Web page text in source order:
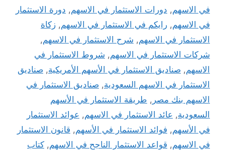
في الاسهم, دورات الاستثمار في الاسهم, دورة الاستثمار
في الاسهم, رايكم في الاستثمار في الاسهم, زكاة
الاستثمار في الاسهم, شرح الاستثمار في الاسهم,
شركات الاستثمار في الاسهم, شروط الاستثمار في
الاسهم, صناديق الاستثمار في الأسهم الأمريكية, صناديق
الاستثمار في الاسهم السعودية, صناديق الاستثمار في
الاسهم بنك مصر , طريقة الاستثمار في الأسهم
السعودية, عائد الاستثمار في الاسهم, عوائد الاستثمار
في الأسهم, فوائد الاستثمار في الأسهم, قانون الاستثمار
في الاسهم, قواعد الاستثمار الناجح في الاسهم, كتاب